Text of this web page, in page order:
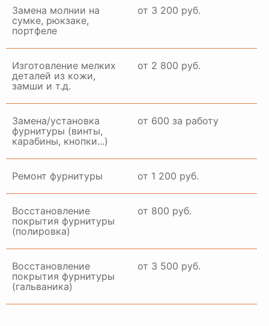
Замена молнии на
сумке, рюкзаке,
портфеле
от 3 200 руб.
Изготовление мелких
деталей из кожи,
замши и т.д.
от 2 800 руб.
Замена/установка
фурнитуры (винты,
карабины, кнопки...)
от 600 за работу
Ремонт фурнитуры от 1 200 руб.
Восстановление
покрытия фурнитуры
(полировка)
от 800 руб.
Восстановление
покрытия фурнитуры
(гальваника)
от 3 500 руб.